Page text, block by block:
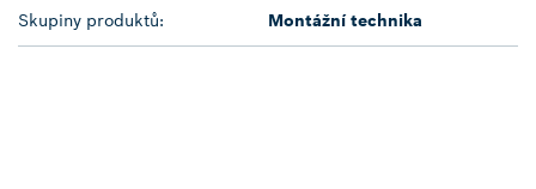
Skupiny produktů: Montážní technika